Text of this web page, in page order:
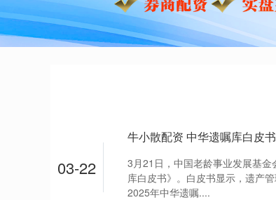
03-22
牛小散配资 中华遗嘱库白皮
3月21日，中国老龄事业发展基
库白皮书》。白皮书显示，遗产
2025年中华遗嘱....